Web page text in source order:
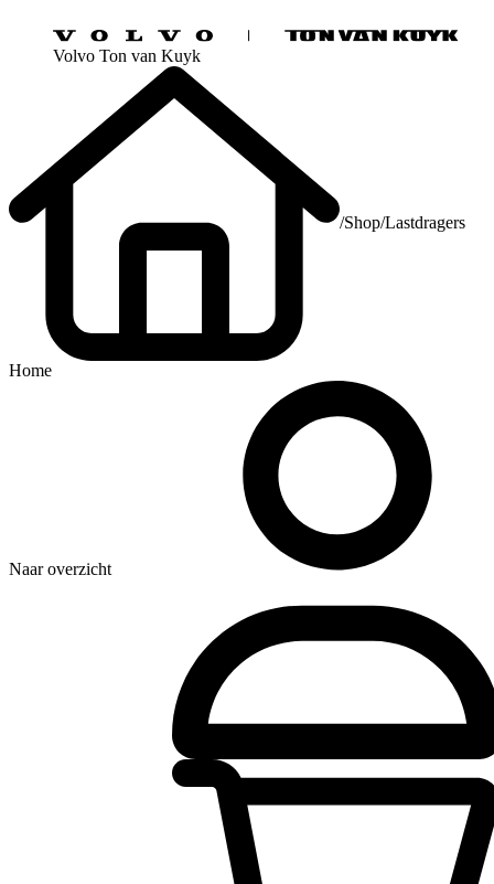
Volvo Ton van Kuyk
Home
/Shop/Lastdragers
Naar overzicht